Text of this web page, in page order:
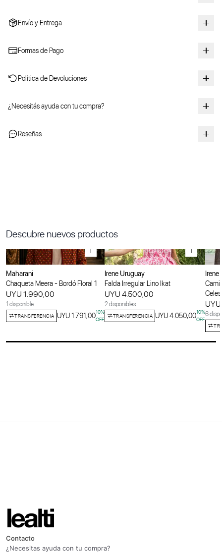
Envío y Entrega
Formas de Pago
Política de Devoluciones
¿Necesitás ayuda con tu compra?
Reseñas
Descubre nuevos productos
+
Maharani
Chaqueta Meera - Bordó Floral 1
UYU 1.990,00
1 disponible
TRANSFERENCIA UYU 1.791,0010%
OFF
+
Irene Uruguay
Falda Irregular Lino Ikat
UYU 4.500,00
2 disponibles
TRANSFERENCIA UYU 4.050,0010%
OFF
Irene
6
Contacto
¿Necesitas ayuda con tu compra?